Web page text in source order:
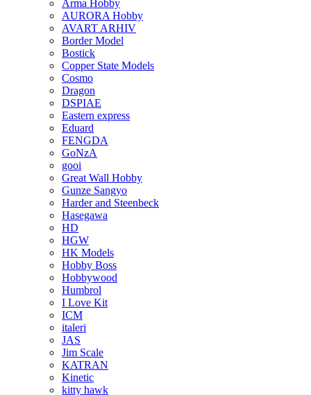
Arma Hobby
AURORA Hobby
AVART ARHIV
Border Model
Bostick
Copper State Models
Cosmo
Dragon
DSPIAE
Eastern express
Eduard
FENGDA
GoNzA
gooi
Great Wall Hobby
Gunze Sangyo
Harder and Steenbeck
Hasegawa
HD
HGW
HK Models
Hobby Boss
Hobbywood
Humbrol
I Love Kit
ICM
italeri
JAS
Jim Scale
KATRAN
Kinetic
kitty hawk